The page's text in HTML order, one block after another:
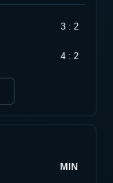
3 : 2
4 : 2
MIN